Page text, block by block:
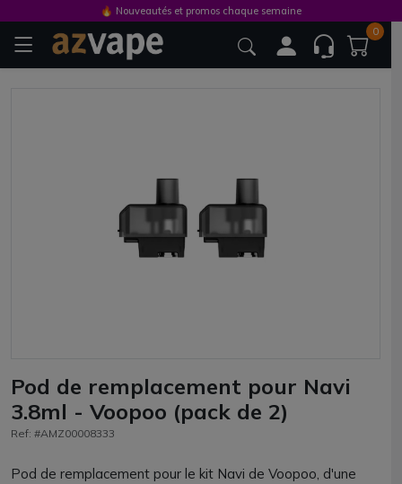
0
Pod de remplacement pour Navi
3.8ml - Voopoo (pack de 2)
Ref: #AMZ00008333
Pod de remplacement pour le kit Navi de Voopoo, d'une
🔥 Nouveautés et promos chaque semaine